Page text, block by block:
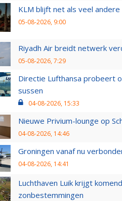
KLM blijft net als veel
05-08-2026, 9:00
Riyadh Air breidt netwerk
05-08-2026, 7:29
Directie Lufthansa probeert
sussen
04-08-2026, 15:33
Nieuwe Privium-lounge op
04-08-2026, 14:46
Groningen vanaf nu
04-08-2026, 14:41
Luchthaven Luik krijgt
zonbestemmingen